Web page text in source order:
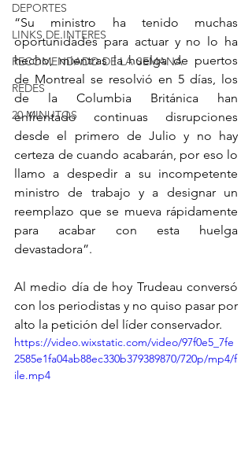
DEPORTES
LINKS DE INTERES
RECOMENDADO DE LA SEMANA
REDES
20 MINUTOS
“Su ministro ha tenido muchas
oportunidades para actuar y no lo ha
hecho, mientras la huelga de puertos
de Montreal se resolvió en 5 días, los
de la Columbia Británica han
enfrentado continuas disrupciones
desde el primero de Julio y no hay
certeza de cuando acabarán, por eso lo
llamo a despedir a su incompetente
ministro de trabajo y a designar un
reemplazo que se mueva rápidamente
para acabar con esta huelga
devastadora”.
Al medio día de hoy Trudeau conversó
con los periodistas y no quiso pasar por
alto la petición del líder conservador.
https://video.wixstatic.com/video/97f0e5_7fe
2585e1fa04ab88ec330b379389870/720p/mp4/f
ile.mp4